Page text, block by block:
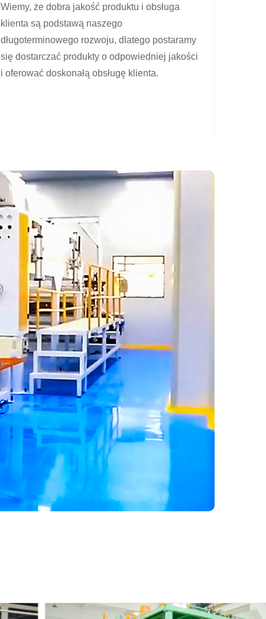
Wiemy, że dobra jakość produktu i obsługa
klienta są podstawą naszego
długoterminowego rozwoju, dlatego postaramy
się dostarczać produkty o odpowiedniej jakości
i oferować doskonałą obsługę klienta.